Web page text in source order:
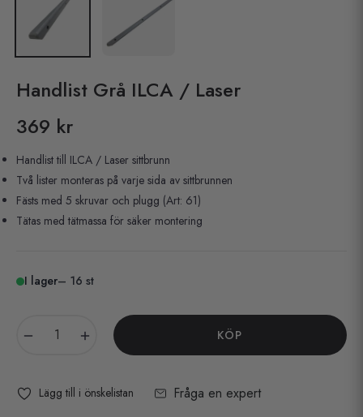
Handlist Grå ILCA / Laser
Pris
369 kr
Handlist till ILCA / Laser sittbrunn
Två lister monteras på varje sida av sittbrunnen
Fästs med 5 skruvar och plugg (Art: 61)
Tätas med tätmassa för säker montering
I lager– 16 st
KÖP
Lägg till i önskelistan Fråga en expert